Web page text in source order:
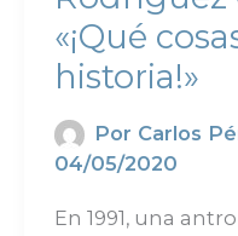
«¡Qué
historia!»
Por Carlos
04/05/2020
En 1991, una